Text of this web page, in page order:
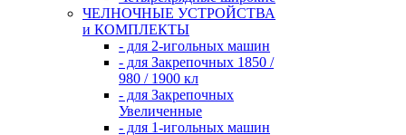
ЧЕЛНОЧНЫЕ УСТРОЙСТВА
и КОМПЛЕКТЫ
- для 2-игольных машин
- для Закрепочных 1850 /
980 / 1900 кл
- для Закрепочных
Увеличенные
- для 1-игольных машин